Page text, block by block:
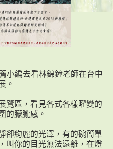
小編去看林錦鐘老師在台中
。
覽區，看見各式各樣曜變的
的朦朧感。
卻絢麗的光澤，有的碗簡單
叫你的目光無法遠離，在燈